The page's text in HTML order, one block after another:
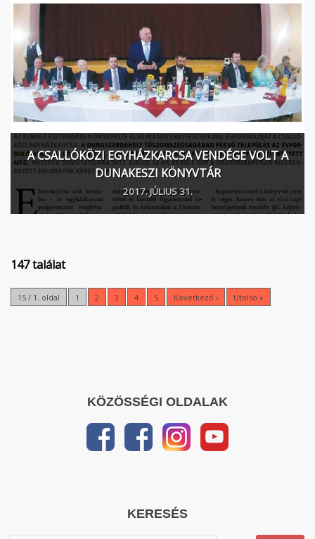
A CSALLÓKÖZI EGYHÁZKARCSA VENDÉGE VOLT A
DUNAKESZI KÖNYVTÁR
2017. JÚLIUS 31.
147 találat
15 / 1. oldal 1 2 3 4 5 Következő › Utolsó »
KÖZÖSSÉGI OLDALAK
KERESÉS